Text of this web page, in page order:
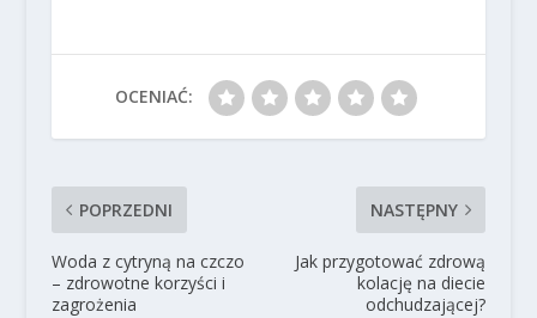
OCENIAĆ:
POPRZEDNI
Woda z cytryną na czczo
– zdrowotne korzyści i
zagrożenia
NASTĘPNY
Jak przygotować zdrową
kolację na diecie
odchudzającej?